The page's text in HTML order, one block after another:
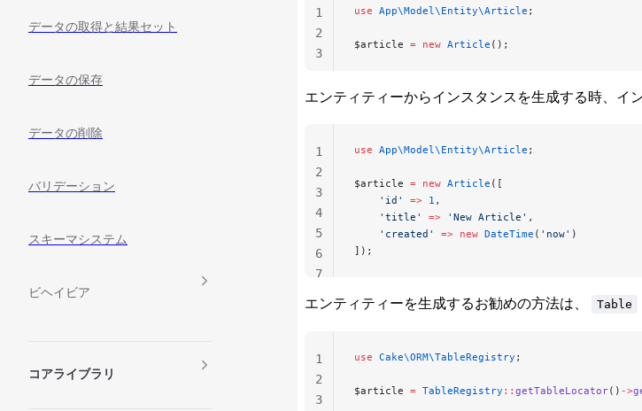
データの取得と結果セット
データの保存
データの削除
バリデーション
スキーマシステム
ビヘイビア
コアライブラリ
use App\Model\Entity\Article ;
$article = new Article ();
1
2
3
エンティティーからインスタンスを生成する時、イ
use App\Model\Entity\Article ;
$article = new Article ([
    'id'
=> 1 ,
    'title'
=> 'New Article' ,
    'created'
=> new DateTime ( 'now' )
]);
1
2
3
4
5
6
7
エンティティーを生成するお勧めの方法は、 Table
use Cake\ORM\TableRegistry ;
$article = TableRegistry :: getTableLocator() ->
1
2
3